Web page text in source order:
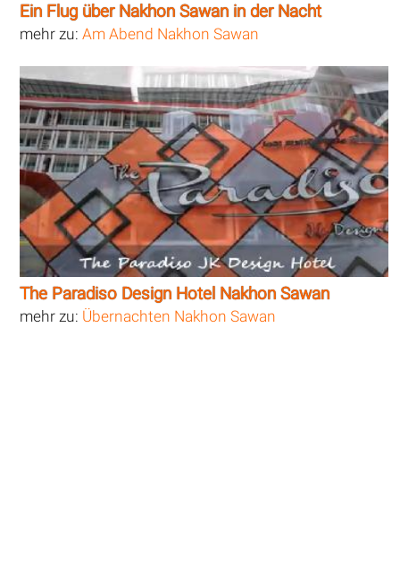
Ein Flug über Nakhon Sawan in der Nacht
mehr zu:Am Abend Nakhon Sawan
The Paradiso Design Hotel Nakhon Sawan
mehr zu: Übernachten Nakhon Sawan